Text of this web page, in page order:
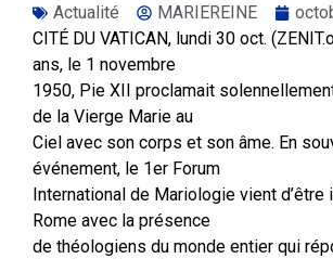
Actualité MARIEREINE
CITÉ DU VATICAN, lundi 30 oct.
ans, le 1 novembre
1950, Pie XII proclamait
de la Vierge Marie au
Ciel avec son corps et son âme. En
événement, le 1er Forum
International de Mariologie vient d’être
Rome avec la présence
de théologiens du monde entier qui